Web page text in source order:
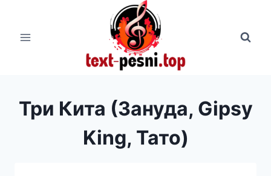
содержимому
Три Кита (Зануда, Gipsy
King, Тато)